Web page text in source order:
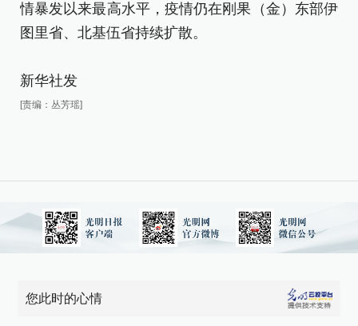
情暴发以来最高水平，疫情仍在刚果（金）东部伊
图里省、北基伍省持续扩散。
新华社发
[责编：丛芳瑶]
您此时的心情